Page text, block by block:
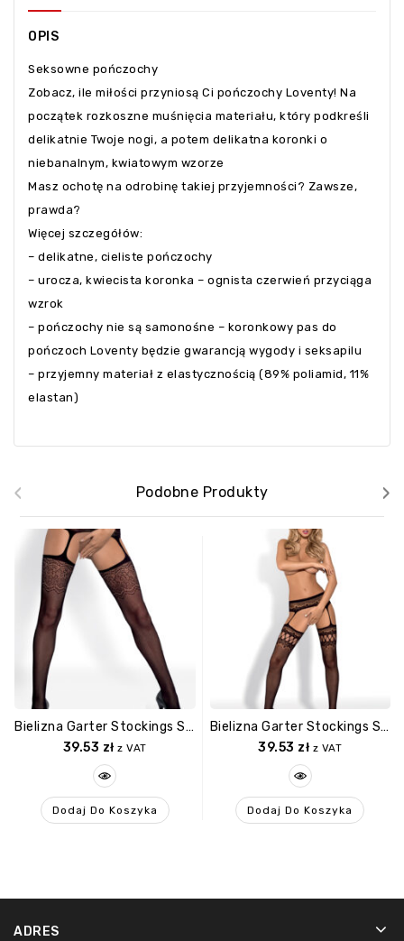
OPIS
Seksowne pończochy
Zobacz, ile miłości przyniosą Ci pończochy Loventy! Na
początek rozkoszne muśnięcia materiału, który podkreśli
delikatnie Twoje nogi, a potem delikatna koronki o
niebanalnym, kwiatowym wzorze
Masz ochotę na odrobinę takiej przyjemności? Zawsze,
prawda?
Więcej szczegółów:
– delikatne, cieliste pończochy
– urocza, kwiecista koronka – ognista czerwień przyciąga
wzrok
– pończochy nie są samonośne – koronkowy pas do
pończoch Loventy będzie gwarancją wygody i seksapilu
– przyjemny materiał z elastycznością (89% poliamid, 11%
elastan)
Podobne Produkty
Bielizna Garter Stockings S207 S/M/L
39.53 zł z VAT
Dodaj Do Koszyka
Bielizna Garter Stockings S214 S/M/L
39.53 zł z VAT
Dodaj Do Koszyka
‹ ›
ADRES